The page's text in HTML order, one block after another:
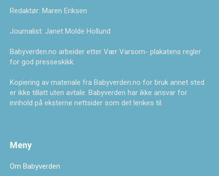
Redaktør: Maren Eriksen
Journalist: Janet Molde Hollund
Babyverden.no arbeider etter Vær Varsom- plakatens regler
for god presseskikk.
Kopiering av materiale fra Babyverden.no for bruk annet sted
er ikke tillatt uten avtale. Babyverden har ikke ansvar for
innhold på eksterne nettsider som det lenkes til.
Meny
Om Babyverden